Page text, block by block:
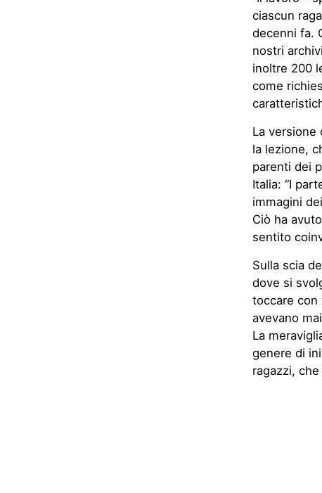
ciascun
decenni fa.
nostri
inoltre 200
come
La versione
la lezione,
parenti dei
Italia: “I
immagini
Ciò ha
sentito
Sulla scia
dove si
toccare con
avevano
La
genere di
ragazzi, che